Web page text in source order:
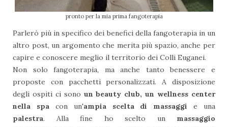
pronto per la mia prima fangoterapia
Parlerò più in specifico dei benefici della fangoterapia in un
altro post, un argomento che merita più spazio, anche per
capire e conoscere meglio il territorio dei Colli Euganei.
Non solo fangoterapia, ma anche tanto benessere e
proposte con pacchetti personalizzati. A disposizione
degli ospiti ci sono un beauty club, un wellness center
nella spa con un'ampia scelta di massaggie una
palestra. Alla fine ho scelto un massaggio